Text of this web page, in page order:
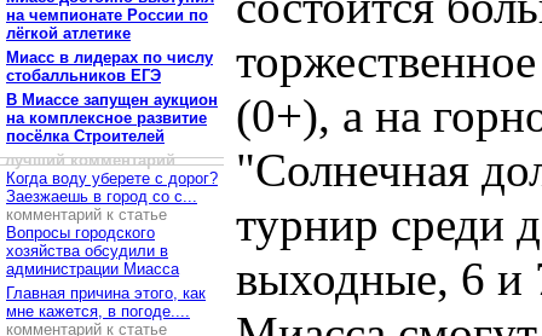
на чемпионате России по
лёгкой атлетике
Миасс в лидерах по числу
стобалльников ЕГЭ
В Миассе запущен аукцион
на комплексное развитие
посёлка Строителей
лучший комментарий
Когда воду уберете с дорог?
Заезжаешь в город со с...
комментарий к статье
Вопросы городского
хозяйства обсудили в
администрации Миасса
Главная причина этого, как
мне кажется, в погоде....
комментарий к статье
(0+), а на
"Солнечная
турнир среди
выходные, 6 и